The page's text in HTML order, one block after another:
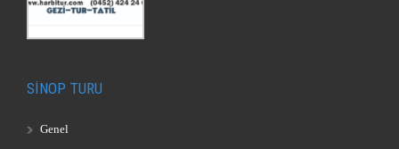
SİNOP TURU
Genel